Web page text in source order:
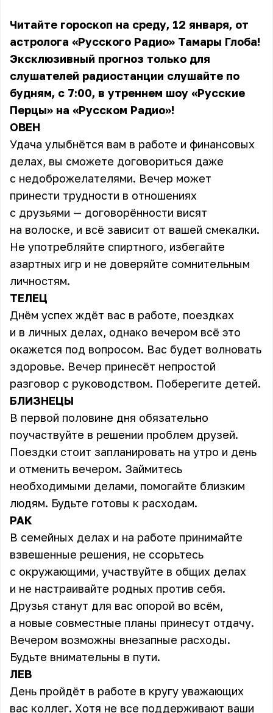
Читайте гороскоп на среду, 12 января, от
астролога «Русского Радио» Тамары Глоба!
Эксклюзивный прогноз только для
слушателей радиостанции слушайте по
будням, с 7:00, в утреннем шоу «Русские
Перцы» на «Русском Радио»!
ОВЕН
Удача улыбнётся вам в работе и финансовых
делах, вы сможете договориться даже
с недоброжелателями. Вечер может
принести трудности в отношениях
с друзьями — договорённости висят
на волоске, и всё зависит от вашей смекалки.
Не употребляйте спиртного, избегайте
азартных игр и не доверяйте сомнительным
личностям.
ТЕЛЕЦ
Днём успех ждёт вас в работе, поездках
и в личных делах, однако вечером всё это
окажется под вопросом. Вас будет волновать
здоровье. Вечер принесёт непростой
разговор с руководством. Поберегите детей.
БЛИЗНЕЦЫ
В первой половине дня обязательно
поучаствуйте в решении проблем друзей.
Поездки стоит запланировать на утро и день
и отменить вечером. Займитесь
необходимыми делами, помогайте близким
людям. Будьте готовы к расходам.
РАК
В семейных делах и на работе принимайте
взвешенные решения, не ссорьтесь
с окружающими, участвуйте в общих делах
и не настраивайте родных против себя.
Друзья станут для вас опорой во всём,
а новые совместные планы принесут отдачу.
Вечером возможны внезапные расходы.
Будьте внимательны в пути.
ЛЕВ
День пройдёт в работе в кругу уважающих
вас коллег. Хотя не все поддерживают ваши